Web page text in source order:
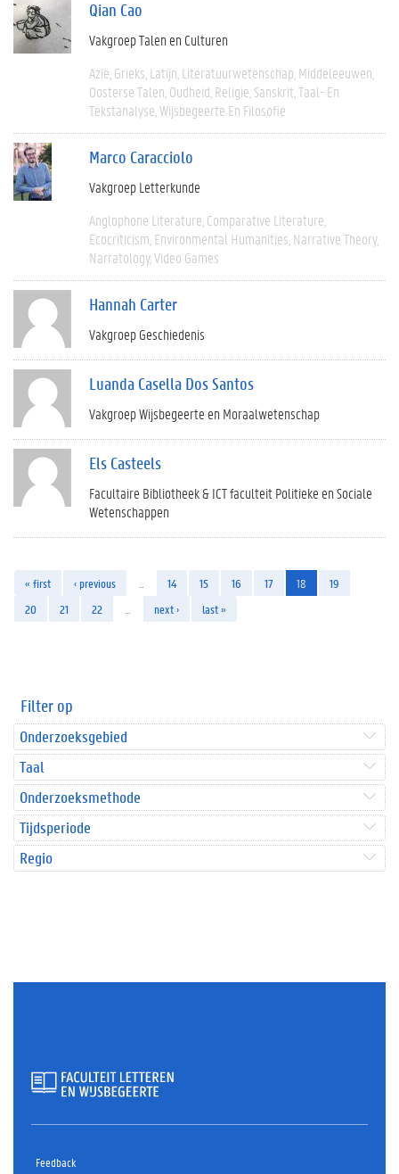
Qian Cao
Vakgroep Talen en Culturen
Azië Grieks Latijn Literatuurwetenschap Middeleeuwen
Oosterse Talen Oudheid Religie Sanskrit Taal- En
Tekstanalyse Wijsbegeerte En Filosofie
Marco Caracciolo
Vakgroep Letterkunde
Anglophone Literature Comparative Literature
Ecocriticism Environmental Humanities Narrative Theory
Narratology Video Games
Hannah Carter
Vakgroep Geschiedenis
Luanda Casella Dos Santos
Vakgroep Wijsbegeerte en Moraalwetenschap
Els Casteels
Facultaire Bibliotheek & ICT faculteit Politieke en Sociale
Wetenschappen
« first ‹ previous 14 15 16 17 18
19
20
21 22 next › last »
Filter op
Onderzoeksgebied
Taal
Onderzoeksmethode
Tijdsperiode
Regio
Feedback